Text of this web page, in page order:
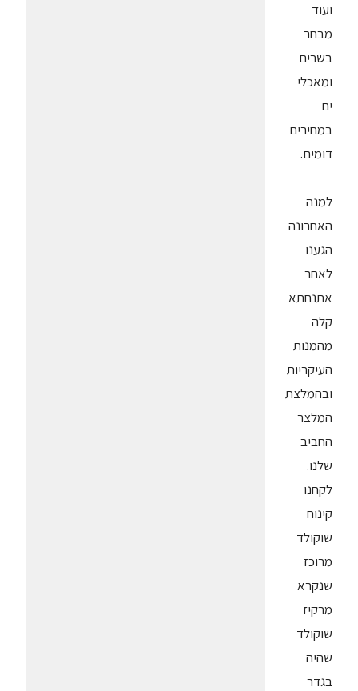
ועוד
מבחר
בשרים
ומאכלי
ים
במחירים
דומים.
למנה
האחרונה
הגענו
לאחר
אתנחתא
קלה
מהמנות
העיקריות
ובהמלצת
המלצר
החביב
שלנו.
לקחנו
קינוח
שוקולד
מרוכז
שנקרא
מרקיז
שוקולד
שהיה
בגדר